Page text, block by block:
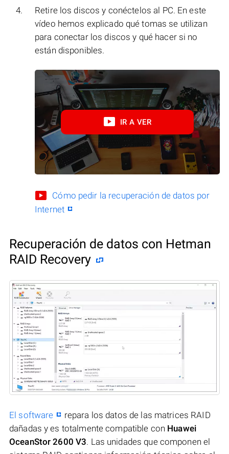
Retire los discos y conéctelos al PC. En este
vídeo hemos explicado qué tomas se utilizan
para conectar los discos y qué hacer si no
están disponibles.
IR A VER
Cómo pedir la recuperación de datos por
Internet
Recuperación de datos con Hetman
RAID Recovery
El software
repara los datos de las matrices RAID
dañadas y es totalmente compatible con Huawei
OceanStor 2600 V3. Las unidades que componen el